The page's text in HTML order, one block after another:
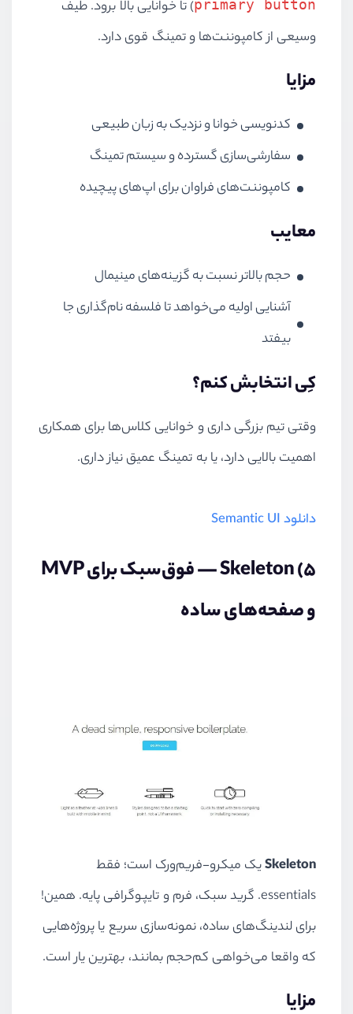
primary button) تا خوانایی بالا برود. طیف
وسیعی از کامپوننت‌ها و تمینگ قوی دارد.
مزایا
کدنویسی خوانا و نزدیک به زبان طبیعی
سفارشی‌سازی گسترده و سیستم تمینگ
کامپوننت‌های فراوان برای اپ‌های پیچیده
معایب
حجم بالاتر نسبت به گزینه‌های مینیمال
آشنایی اولیه می‌خواهد تا فلسفه نام‌گذاری جا
بیفتد
کِی انتخابش کنم؟
وقتی تیم بزرگی داری و خوانایی کلاس‌ها برای همکاری
اهمیت بالایی دارد، یا به تمینگ عمیق نیاز داری.
دانلود Semantic UI
۵) Skeleton — فوق‌سبک برای MVP
و صفحه‌های ساده
Skeletonیک میکرو-فریم‌ورک است؛ فقط
essentials. گرید سبک، فرم و تایپوگرافی پایه. همین!
برای لندینگ‌های ساده، نمونه‌سازی سریع یا پروژه‌هایی
که واقعا می‌خواهی کم‌حجم بمانند، بهترین یار است.
مزایا